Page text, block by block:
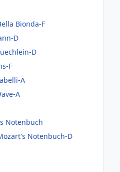
Bionda-F
D
D
F
A
A
Notenbuch
Notenbuch-D